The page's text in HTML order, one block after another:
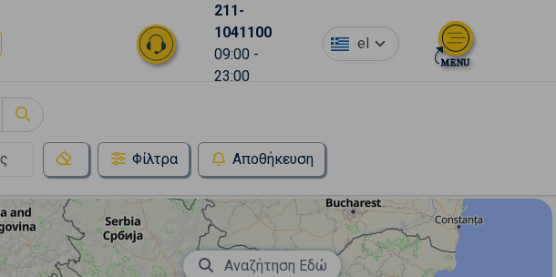
211-
1041100
09:00 -
23:00
el
Φίλτρα Αποθήκευση
Αναζήτηση Εδώ